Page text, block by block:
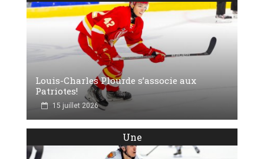
Louis-Charles Plourde s’associe aux
Patriotes!
15 juillet 2026
Une